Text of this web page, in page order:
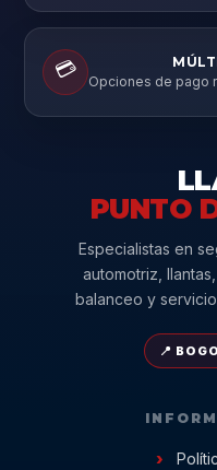
💳
Opciones de pago
PUNTO
Especialistas en
automotriz,
balanceo y
📍